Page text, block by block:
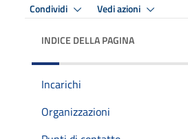
Condividi Vedi azioni
INDICE DELLA PAGINA
Incarichi
Organizzazioni